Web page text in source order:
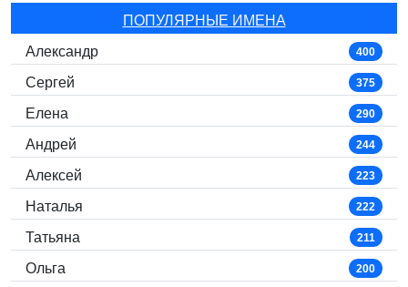
ПОПУЛЯРНЫЕ ИМЕНА
Александр
400
Сергей 375
Елена 290
Андрей 244
Алексей 223
Наталья 222
Татьяна 211
Ольга 200